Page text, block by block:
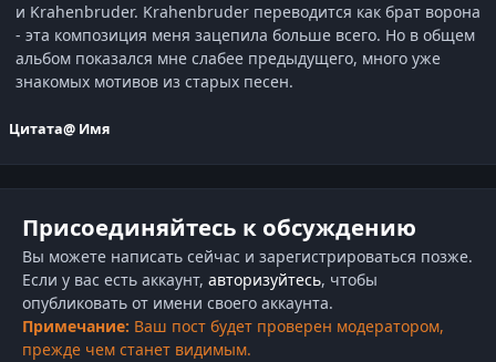
и Krahenbruder. Krahenbruder переводится как брат ворона
- эта композиция меня зацепила больше всего. Но в общем
альбом показался мне слабее предыдущего, много уже
знакомых мотивов из старых песен.
Цитата@ Имя
Присоединяйтесь к обсуждению
Вы можете написать сейчас и зарегистрироваться позже.
Если у вас есть аккаунт, авторизуйтесь, чтобы
опубликовать от имени своего аккаунта.
Примечание: Ваш пост будет проверен модератором,
прежде чем станет видимым.